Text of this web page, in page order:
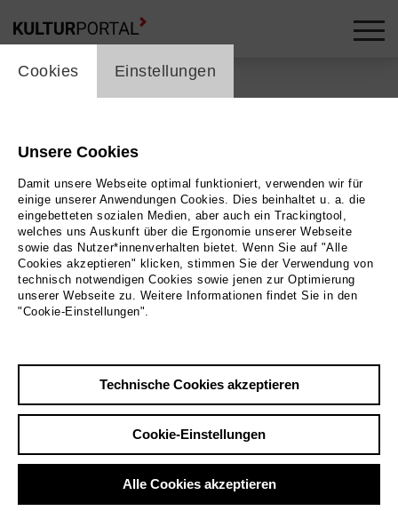
Literarische Gesellschaft
Gräfelfing
Kontakt
verwaltung@literarische.de
Adresse
Literarische Gesellschaft Gräfelfing
Kurt-Huber-Gymnasium, Adalbert-Stifter-Platz 2
82166 Gräfelfing
cookie_layer
Cookies Einstellungen
Unsere Cookies
Damit unsere Webseite optimal funktioniert, verwenden wir für
einige unserer Anwendungen Cookies. Dies beinhaltet u. a. die
eingebetteten sozialen Medien, aber auch ein Trackingtool,
welches uns Auskunft über die Ergonomie unserer Webseite
sowie das Nutzer*innenverhalten bietet. Wenn Sie auf "Alle
Cookies akzeptieren" klicken, stimmen Sie der Verwendung von
technisch notwendigen Cookies sowie jenen zur Optimierung
unserer Webseite zu. Weitere Informationen findet Sie in den
"Cookie-Einstellungen".
Technische Cookies akzeptieren
Cookie-Einstellungen
Alle Cookies akzeptieren